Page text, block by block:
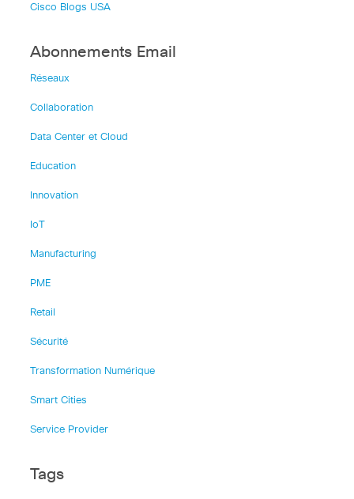
Cisco Blogs USA
Abonnements Email
Réseaux
Collaboration
Data Center et Cloud
Education
Innovation
IoT
Manufacturing
PME
Retail
Sécurité
Transformation Numérique
Smart Cities
Service Provider
Tags